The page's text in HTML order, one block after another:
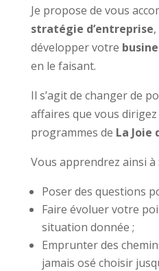
Je propose de vous
stratégie d’entreprise
développer votre
en le faisant.
Il s’agit de changer de
affaires que vous
programmes de La Joie
Vous apprendrez ainsi à :
Poser des questions
Faire évoluer votre
situation donnée ;
Emprunter des
jamais osé choisir